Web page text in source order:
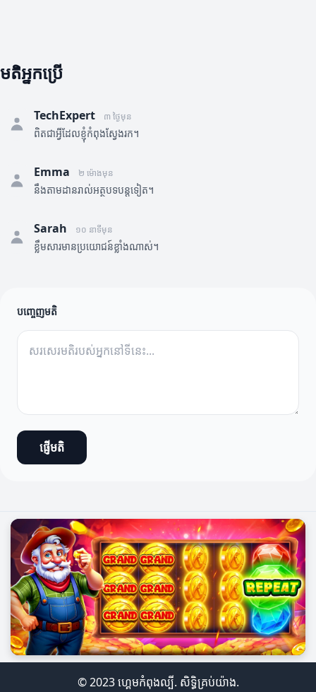
មតិអ្នកប្រើ
TechExpert ៣ ថ្ងៃមុន
ពិតជាអ្វីដែលខ្ញុំកំពុងស្វែងរក។
Emma ២ ម៉ោងមុន
នឹងតាមដានរាល់អត្ថបទបន្តទៀត។
Sarah ១០ នាទីមុន
ខ្លឹមសារមានប្រយោជន៍ខ្លាំងណាស់។
បញ្ចេញមតិ
ផ្ញើមតិ
© 2023 ហ្គេមកំពុងល្បី. សិទ្ធិគ្រប់យ៉ាង.